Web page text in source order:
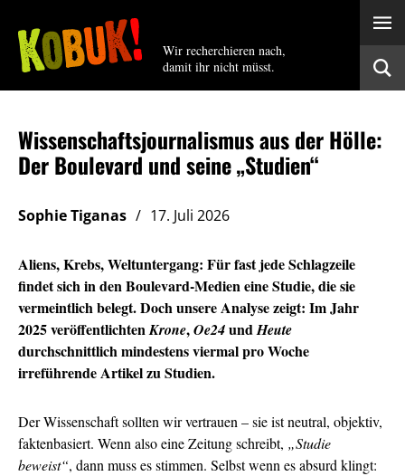
Wir recherchieren nach,
damit ihr nicht müsst.
Wissenschaftsjournalismus aus der Hölle:
Der Boulevard und seine „Studien“
Sophie Tiganas 17. Juli 2026
Aliens, Krebs, Weltuntergang: Für fast jede Schlagzeile
findet sich in den Boulevard-Medien eine Studie, die sie
vermeintlich belegt. Doch unsere Analyse zeigt: Im Jahr
2025 veröffentlichtenKrone,Oe24undHeute
durchschnittlich mindestens viermal pro Woche
irreführende Artikel zu Studien.
Der Wissenschaft sollten wir vertrauen – sie ist neutral, objektiv,
faktenbasiert. Wenn also eine Zeitung schreibt, „Studie
beweist“, dann muss es stimmen. Selbst wenn es absurd klingt: